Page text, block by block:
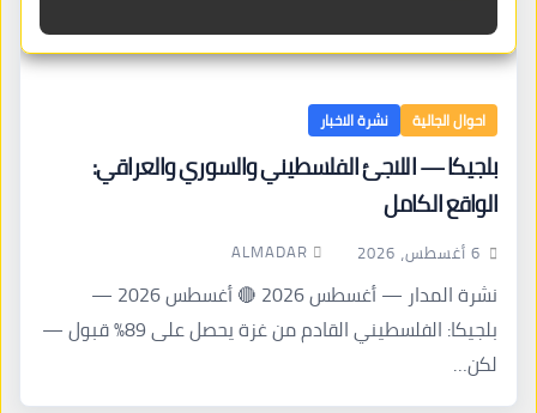
احوال الجالية نشرة الاخبار
بلجيكا — اللاجئ الفلسطيني والسوري والعراقي:
الواقع الكامل
6 أغسطس، 2026 ALMADAR
نشرة المدار — أغسطس 2026 🔴 أغسطس 2026 —
بلجيكا: الفلسطيني القادم من غزة يحصل على 89% قبول —
لكن…